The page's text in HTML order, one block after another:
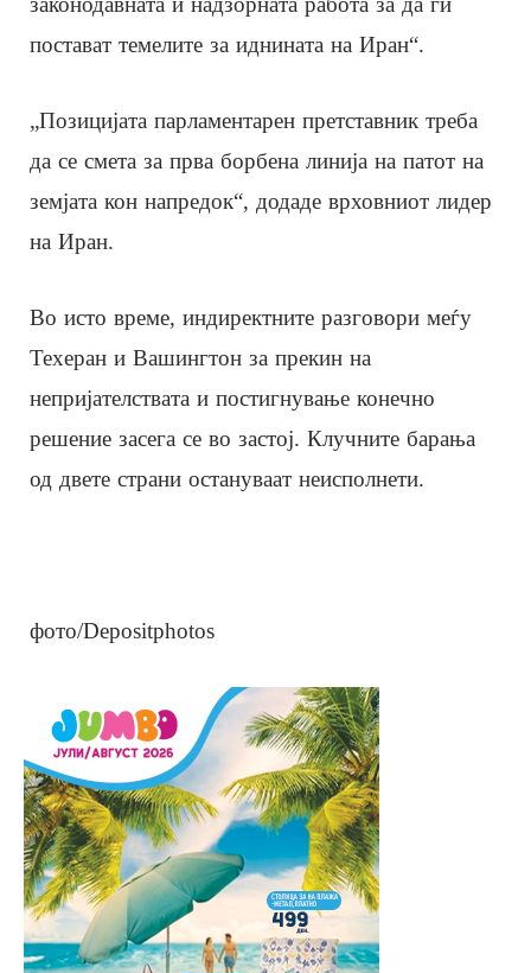
постават темелите за иднината на Иран“.
„Позицијата парламентарен претставник треба
да се смета за прва борбена линија на патот на
земјата кон напредок“, додаде врховниот лидер
на Иран.
Во исто време, индиректните разговори меѓу
Техеран и Вашингтон за прекин на
непријателствата и постигнување конечно
решение засега се во застој. Клучните барања
од двете страни остануваат неисполнети.
фото/Depositphotos